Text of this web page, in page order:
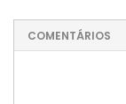
COMENTÁRIOS